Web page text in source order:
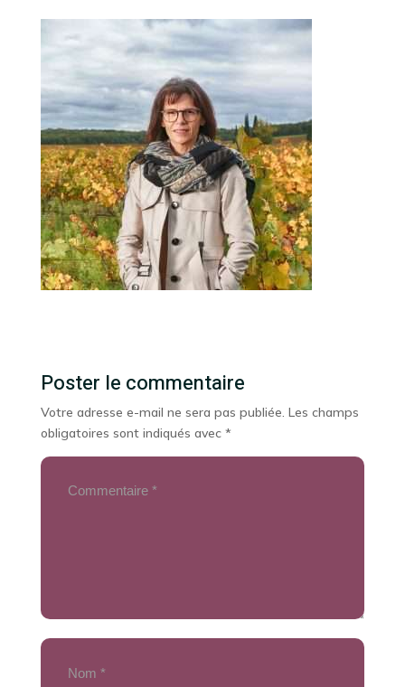
Poster le commentaire
Votre adresse e-mail ne sera pas publiée. Les champs
obligatoires sont indiqués avec *